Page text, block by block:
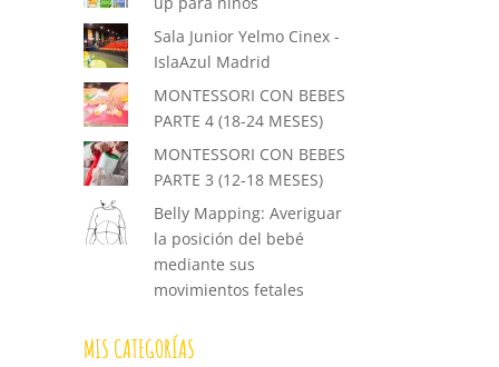
Sala Junior Yelmo Cinex -
IslaAzul Madrid
MONTESSORI CON BEBES
PARTE 4 (18-24 MESES)
MONTESSORI CON BEBES
PARTE 3 (12-18 MESES)
Belly Mapping: Averiguar
la posición del bebé
mediante sus
movimientos fetales
MIS CATEGORÍAS